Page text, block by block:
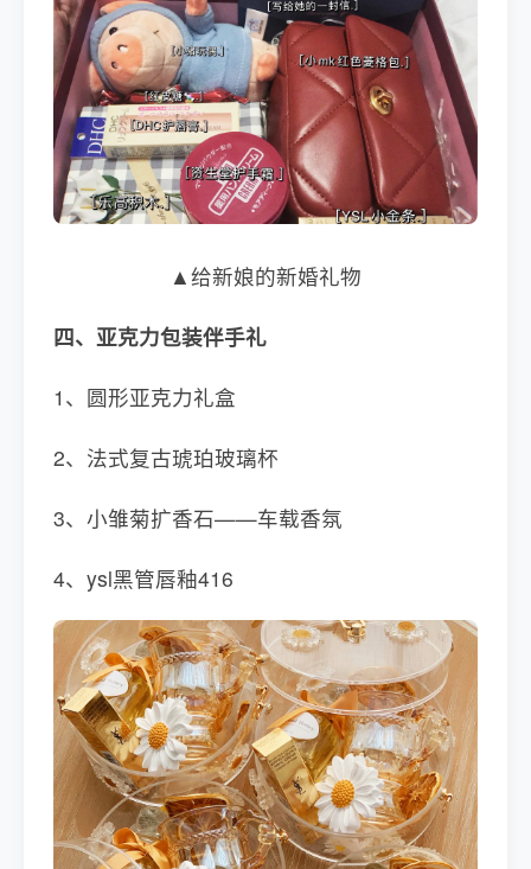
▲给新娘的新婚礼物
四、亚克力包装伴手礼
1、圆形亚克力礼盒
2、法式复古琥珀玻璃杯
3、小雏菊扩香石——车载香氛
4、ysl黑管唇釉416